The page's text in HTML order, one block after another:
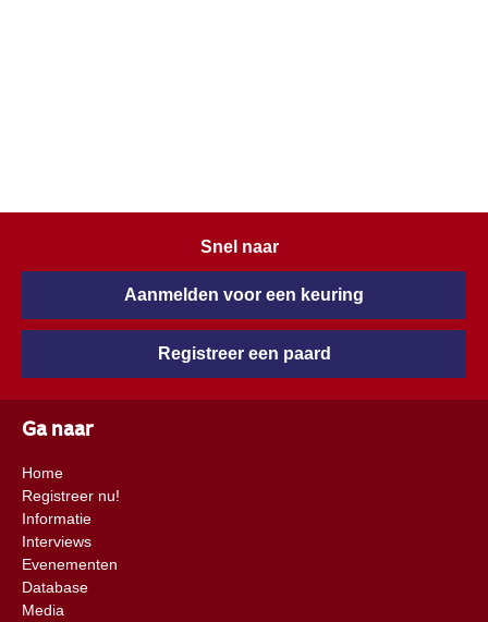
Snel naar
Aanmelden voor een keuring
Registreer een paard
Ga naar
Home
Registreer nu!
Informatie
Interviews
Evenementen
Database
Media